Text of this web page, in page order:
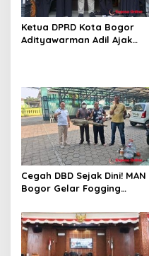
Ketua DPRD Kota Bogor
Adityawarman Adil Ajak
Cegah DBD Sejak Dini! MAN
Bogor Gelar Fogging
Belajar yang Aman